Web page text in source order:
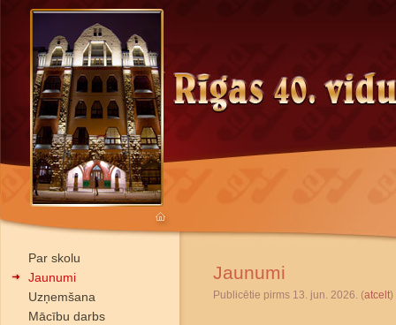
Par skolu
Jaunumi
Uzņemšana
Mācību darbs
Jaunumi
Publicētie pirms 13. jun. 2026. (atcelt)